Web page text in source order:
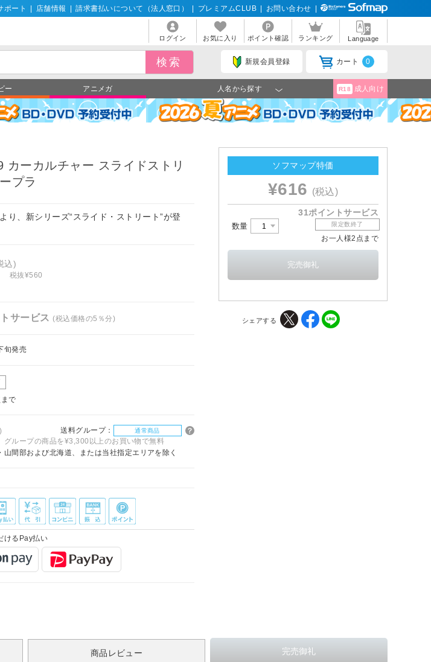
ポート 店舗情報 請求書払いについて（法人窓口） プレミアムCLUB お問い合わせ
ログイン お気に入り ポイント確認 ランキング Language
新規会員登録 カート 0
ー アニメガ 人名から探す R18 成人向け
カーカルチャー スライドストリ
プラ
り、新シリーズ“スライド・ストリート”が登
込)
税抜¥560
サービス(税込価格の5％分)
旬発売
で
送料グループ： 通常商品
グループの商品を¥3,300以上のお買い物で無料
間部および北海道、または当社指定エリアを除く
けるPay払い
ソフマップ特価
¥616 (税込)
31ポイントサービス
数量 限定数終了
お一人様2点まで
シェアする
商品レビュー